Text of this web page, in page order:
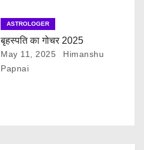
ASTROLOGER
बृहस्पति का गोचर 2025
May 11, 2025
Himanshu
Papnai